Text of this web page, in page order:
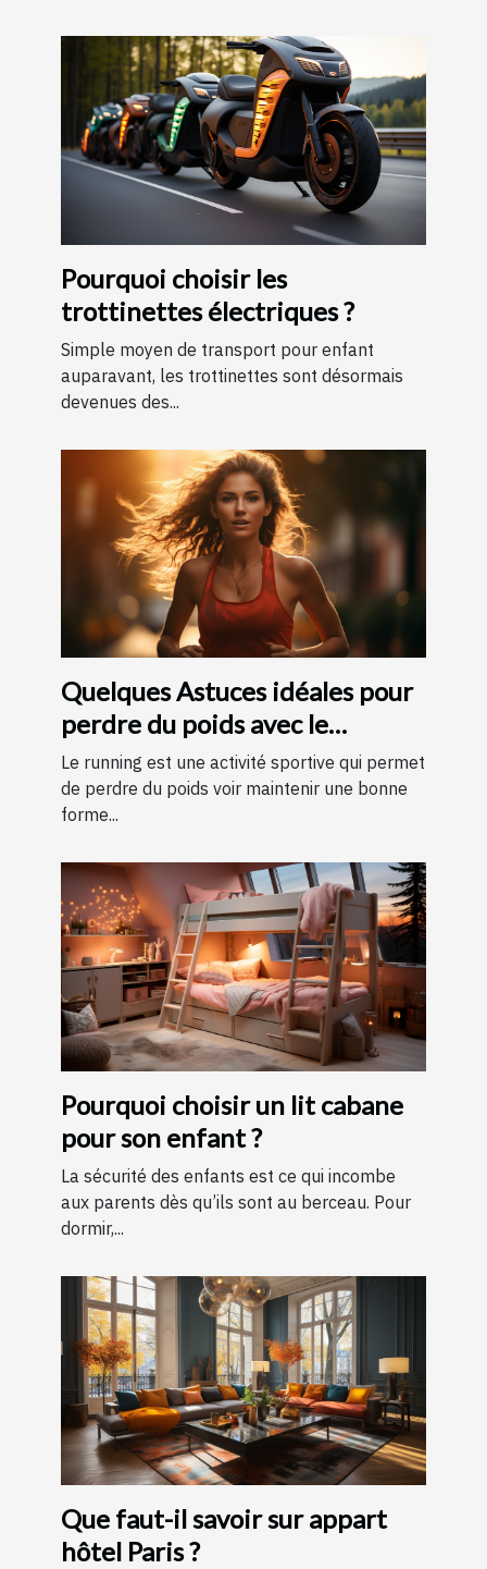
Pourquoi choisir les
trottinettes électriques ?
Simple moyen de transport pour enfant
auparavant, les trottinettes sont désormais
devenues des...
Quelques Astuces idéales pour
perdre du poids avec le
running ?
Le running est une activité sportive qui permet
de perdre du poids voir maintenir une bonne
forme...
Pourquoi choisir un lit cabane
pour son enfant ?
La sécurité des enfants est ce qui incombe
aux parents dès qu’ils sont au berceau. Pour
dormir,...
Que faut-il savoir sur appart
hôtel Paris ?